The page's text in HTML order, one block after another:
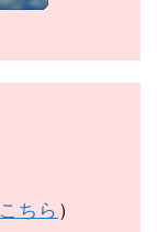
こちら ）